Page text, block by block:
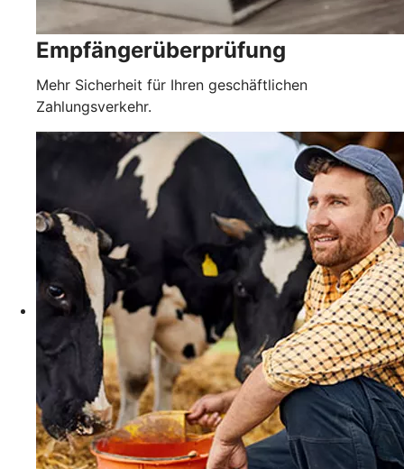
Empfängerüberprüfung
Mehr Sicherheit für Ihren geschäftlichen
Zahlungsverkehr.